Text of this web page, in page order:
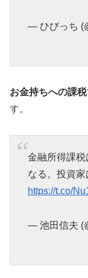
— ひびっち
お金持ちへの課
す。
金融所得課
なる。投資家
https://t.co/
— 池田信夫